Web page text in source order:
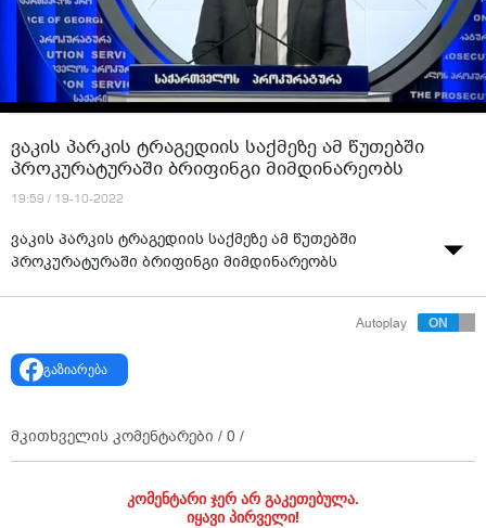
ვაკის პარკის ტრაგედიის საქმეზე ამ წუთებში
პროკურატურაში ბრიფინგი მიმდინარეობს
19:59 / 19-10-2022
ვაკის პარკის ტრაგედიის საქმეზე ამ წუთებში
პროკურატურაში ბრიფინგი მიმდინარეობს
Autoplay
გაზიარება
მკითხველის კომენტარები / 0 /
კომენტარი ჯერ არ გაკეთებულა.
იყავი პირველი!